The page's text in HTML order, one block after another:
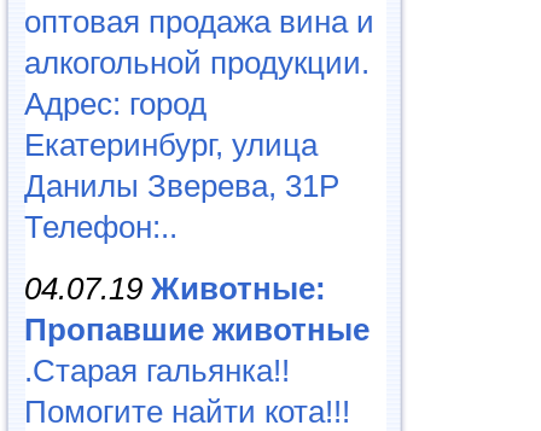
оптовая продажа вина и
алкогольной продукции.
Адрес: город
Екатеринбург, улица
Данилы Зверева, 31Р
Телефон:..
04.07.19 Животные:
Пропавшие животные
.Старая гальянка!!
Помогите найти кота!!!